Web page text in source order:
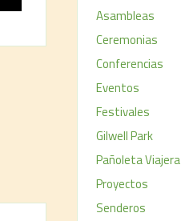
Asambleas
Ceremonias
Conferencias
Eventos
Festivales
Gilwell Park
Pañoleta Viajera
Proyectos
Senderos